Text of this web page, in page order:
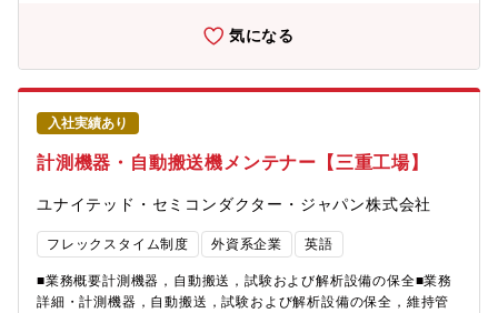
造して成型する大型プレス機械・工場へ電気、水、ガスを供給す
るユーティリティ設備＜対象製品＞・航空機や半導体製造装置、
鉄道車両に使用されるアルミ鋳鍛部品・自動車のサスペンション
に使用されるアルミサスペンション部品 など【配属組織】素形
材事業部門 技術総括部 大安設備室・室長：1名・エンジニアリン
グチーム（設備企画、建設実行）：13名 └管理職：数名 └各工
場（製品群によって分かれている）担当：工場ごとに1～2名 └
海外工場の建設や設備改造、自動化、保全：2～5名（有期の出向
や短期の出張）・保全チーム（製造設備の管理企画）：4名・保全
係（製造設備の管理実行）：45名（技能職）＜エンジニアリング
チーム（電気）の3室合計値の構成＞・新卒採用12名・中途採用4
名・20代1名・30代7名・40代3名・50代5名【設備部門のミッシ
ョン】素形材製品の製造部門に対して、KOBELCO製品を安定・
安心して市場へ供給し続けられるように以下ミッションを掲げて
気になる
入社実績あり
計測機器・自動搬送機メンテナー【三重工場】
ユナイテッド・セミコンダクター・ジャパン株式会社
フレックスタイム制度 外資系企業 英語
■業務概要計測機器，自動搬送，試験および解析設備の保全■業務
詳細・計測機器，自動搬送，試験および解析設備の保全，維持管